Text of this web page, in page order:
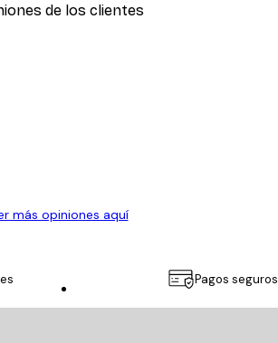
de los clientes
más opiniones aquí
Pagos seguros